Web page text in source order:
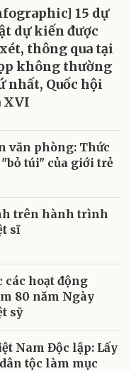
15 dự
dự kiến được
thông qua tại
không thường
nhất, Quốc hội
XVI
văn phòng: Thức
túi" của giới trẻ
trên hành trình
sĩ
các hoạt động
80 năm Ngày
sỹ
Nam Độc lập: Lấy
tộc làm mục